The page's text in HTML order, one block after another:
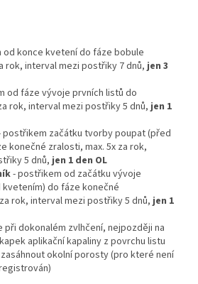
od konce kvetení do fáze bobule
rok, interval mezi postřiky 7 dnů,jen 3
od fáze vývoje prvních listů do
rok, interval mezi postřiky 5 dnů, jen 1
postřikem začátku tvorby poupat (před
konečné zralosti, max. 5x za rok,
5 dnů, jen 1 den OL
- postřikem od začátku vývoje
do fáze konečné
rok, interval mezi postřiky 5 dnů, jen 1
dokonalém zvlhčení, nejpozději na
aplikační kapaliny z povrchu listu
okolní porosty (pro které není